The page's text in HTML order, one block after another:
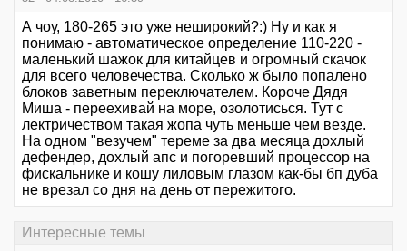
А чоу, 180-265 это уже неширокий?:) Ну и как я
понимаю - автоматическое определение 110-220 -
маленький шажок для китайцев и огромный скачок
для всего человечества. Сколько ж было попалено
блоков заветным переключателем. Короче Дядя
Миша - переехивай на море, озолотисься. Тут с
лектричеством такая жопа чуть меньше чем везде.
На одном "везучем" тереме за два месяца дохлый
дефендер, дохлый апс и погоревший процессор на
фискальнике и кошу лиловым глазом как-бы бп дуба
не врезал со дня на день от пережитого.
Интересные темы